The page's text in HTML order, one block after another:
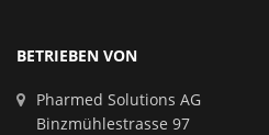
BETRIEBEN VON
Pharmed Solutions AG
Binzmühlestrasse 97